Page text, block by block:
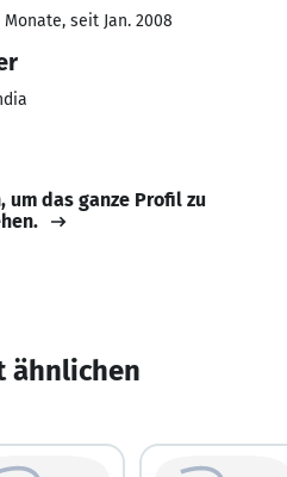
seit Jan. 2008
um das ganze Profil zu
ähnlichen